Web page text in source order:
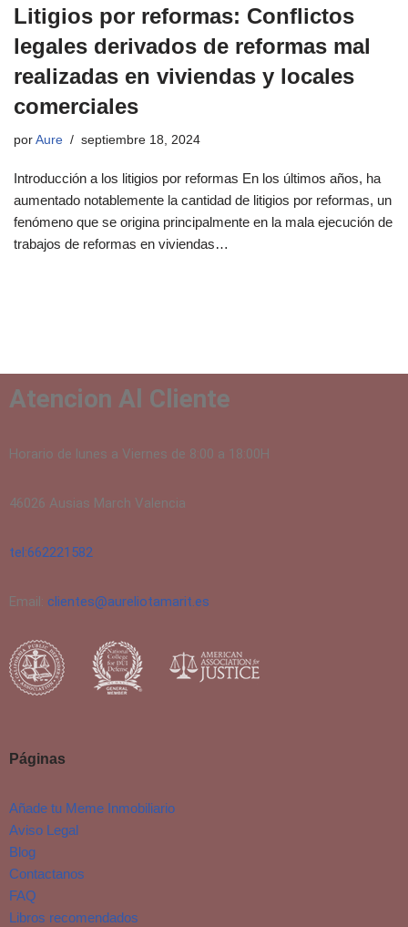
Litigios por reformas: Conflictos
legales derivados de reformas mal
realizadas en viviendas y locales
comerciales
por Aure septiembre 18, 2024
Introducción a los litigios por reformas En los últimos años, ha
aumentado notablemente la cantidad de litigios por reformas, un
fenómeno que se origina principalmente en la mala ejecución de
trabajos de reformas en viviendas…
Atencion Al Cliente
Horario de lunes a Viernes de 8:00 a 18:00H
46026 Ausias March Valencia
tel:662221582
Email: clientes@aureliotamarit.es
Páginas
Añade tu Meme Inmobiliario
Aviso Legal
Blog
Contactanos
FAQ
Libros recomendados